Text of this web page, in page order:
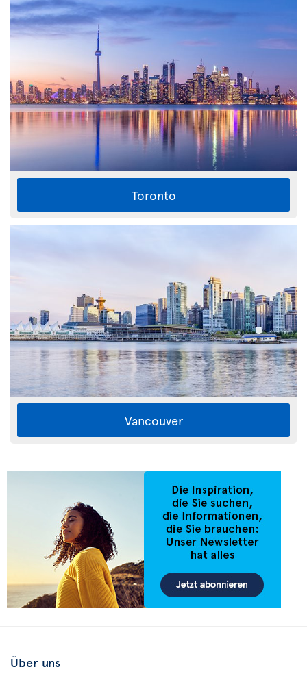
Toronto
Vancouver
Über uns